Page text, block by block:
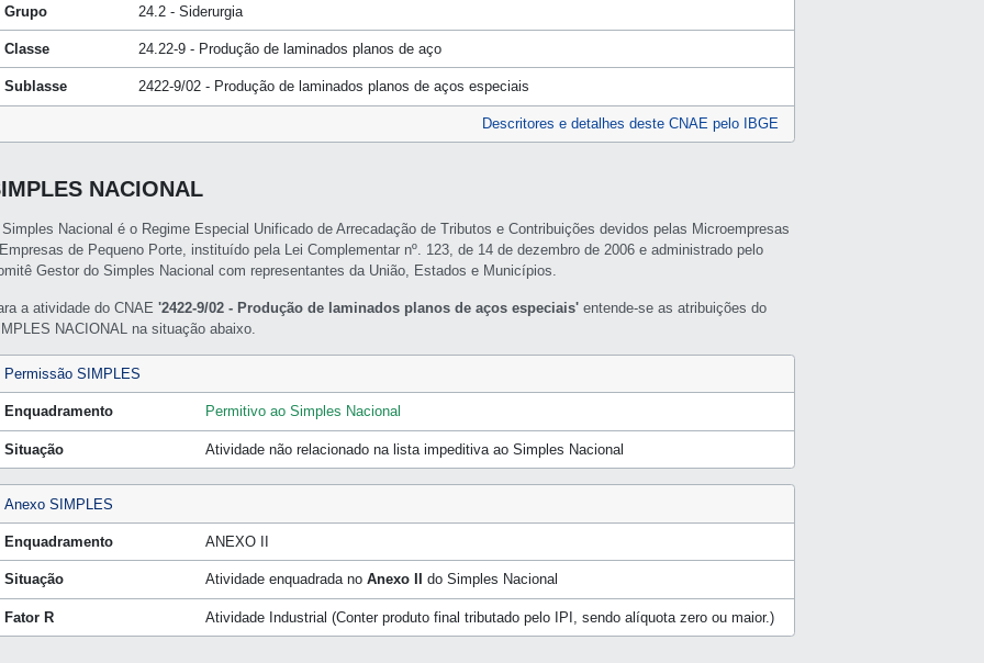
Grupo 24.2 - Siderurgia
Classe 24.22-9 - Produção de laminados planos de aço
Sublasse 2422-9/02 - Produção de laminados planos de aços especiais
Descritores e detalhes deste CNAE pelo IBGE
NACIONAL
Nacional é o Regime Especial Unificado de Arrecadação de Tributos e Contribuições devidos pelas Microempresas
de Pequeno Porte, instituído pela Lei Complementar nº. 123, de 14 de dezembro de 2006 e administrado pelo
Gestor do Simples Nacional com representantes da União, Estados e Municípios.
a atividade do CNAE'2422-9/02 - Produção de laminados planos de aços especiais' entende-se as atribuições do
NACIONAL na situação abaixo.
Permissão SIMPLES
Enquadramento Permitivo ao Simples Nacional
Situação Atividade não relacionado na lista impeditiva ao Simples Nacional
Anexo SIMPLES
Enquadramento ANEXO II
Situação Atividade enquadrada noAnexo II do Simples Nacional
Fator R Atividade Industrial (Conter produto final tributado pelo IPI, sendo alíquota zero ou maior.)